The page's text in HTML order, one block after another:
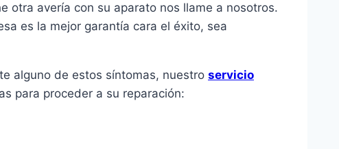
otra avería con su aparato nos llame a nosotros.
es la mejor garantía cara el éxito, sea
alguno de estos síntomas, nuestro servicio
para proceder a su reparación: